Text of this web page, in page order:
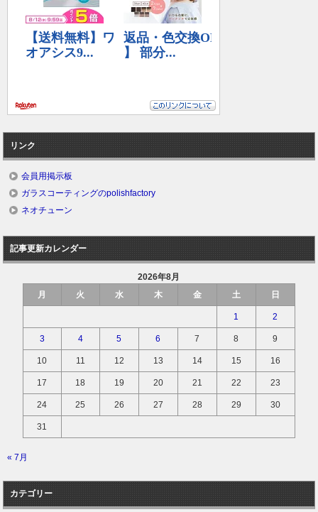
リンク
会員用掲示板
ガラスコーティングのpolishfactory
ネオチューン
記事更新カレンダー
2026年8月
月
火 水 木 金 土 日
1 2
3 4 5 6 7 8 9
10 11 12 13 14 15 16
17 18 19 20 21 22 23
24 25 26 27 28 29 30
31
« 7月
カテゴリー